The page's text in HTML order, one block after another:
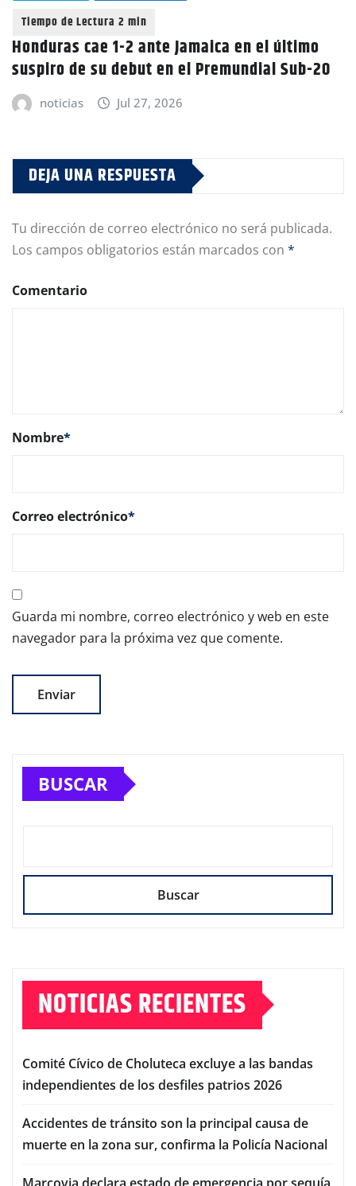
Honduras cae 1-2 ante Jamaica en el último
suspiro de su debut en el Premundial Sub-20
noticias Jul 27, 2026
DEJA UNA RESPUESTA
Tu dirección de correo electrónico no será publicada.
Los campos obligatorios están marcados con *
Comentario
Nombre*
Correo electrónico*
Guarda mi nombre, correo electrónico y web en este
navegador para la próxima vez que comente.
BUSCAR
Buscar
NOTICIAS RECIENTES
Comité Cívico de Choluteca excluye a las bandas
independientes de los desfiles patrios 2026
Accidentes de tránsito son la principal causa de
muerte en la zona sur, confirma la Policía Nacional